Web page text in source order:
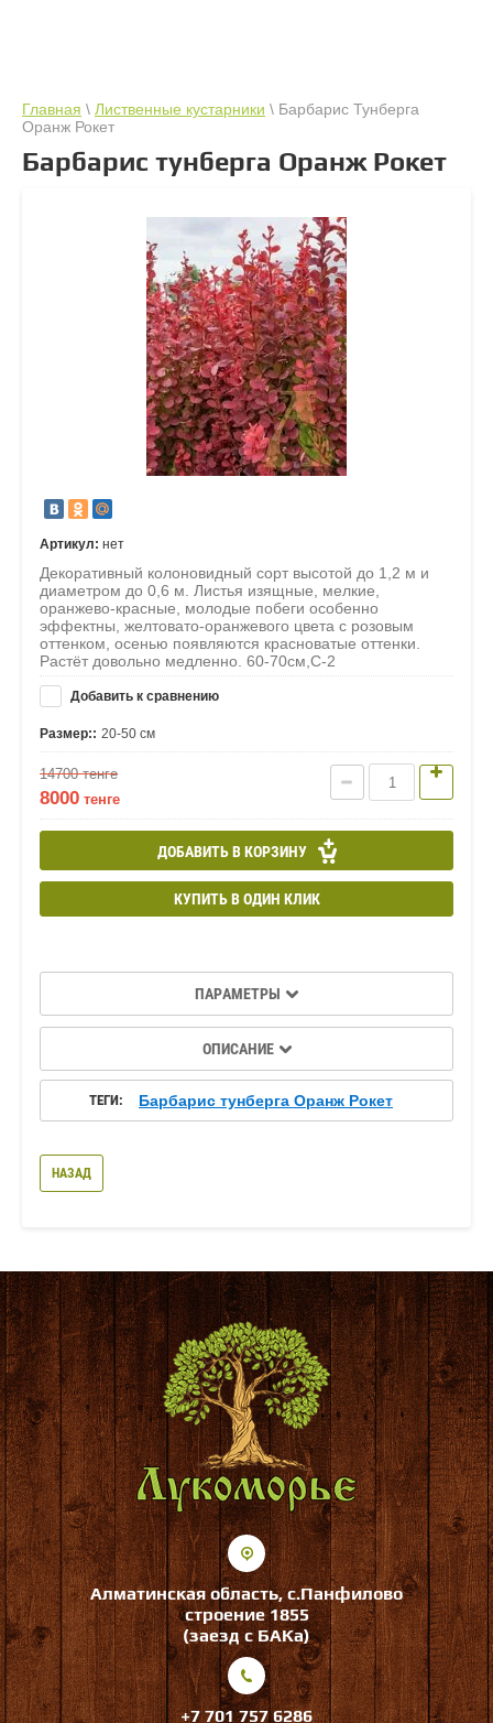
Главная \ Лиственные кустарники \ Барбарис Тунберга
Оранж Рокет
Барбарис тунберга Оранж Рокет
Артикул: нет
Декоративный колоновидный сорт высотой до 1,2 м и
диаметром до 0,6 м. Листья изящные, мелкие,
оранжево-красные, молодые побеги особенно
эффектны, желтовато-оранжевого цвета с розовым
оттенком, осенью появляются красноватые оттенки.
Растёт довольно медленно. 60-70см,С-2
Добавить к сравнению
Размер:: 20-50 см
14700тенге
8000 тенге
ДОБАВИТЬ В КОРЗИНУ
КУПИТЬ В ОДИН КЛИК
ПАРАМЕТРЫ
ОПИСАНИЕ
ТЕГИ: Барбарис тунберга Оранж Рокет
НАЗАД
Алматинская область, с.Панфилово
строение 1855
(заезд с БАКа)
+7 701 757 6286